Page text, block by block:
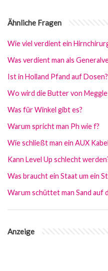
Ähnliche Fragen
Wie viel verdient ein
Was verdient man als
Ist in Holland Pfand auf Dosen?
Wo wird die Butter von
Was für Winkel gibt es?
Warum spricht man Ph wie f?
Wie schließt man ein AUX
Kann Level Up schlecht
Was braucht ein Staat um ein
Warum schüttet man Sand auf
Anzeige